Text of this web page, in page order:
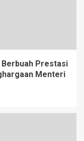
Berbuah Prestasi
Menteri